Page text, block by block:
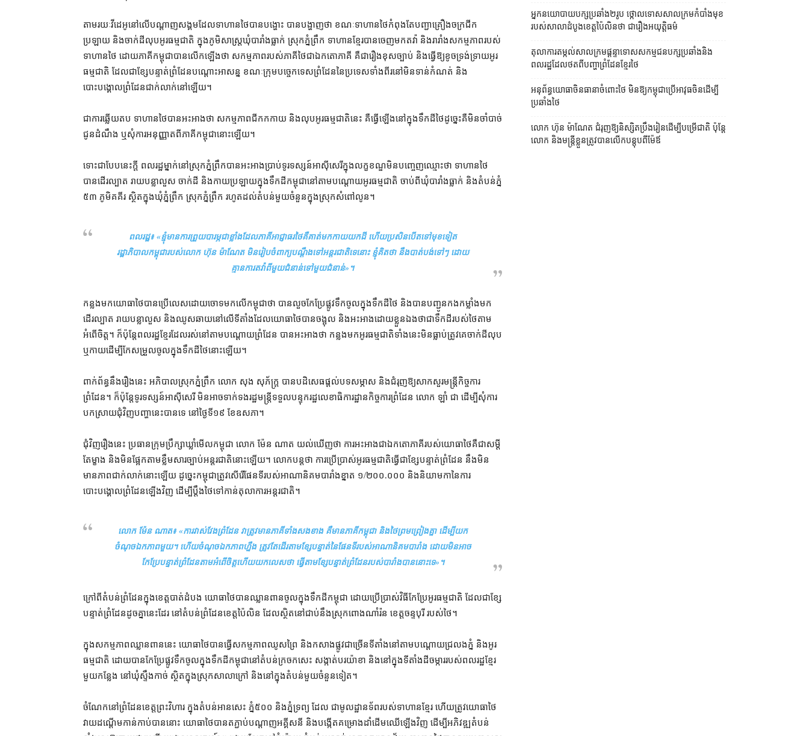
តាមរយៈ​វីដេអូ​នៅលើ​បណ្ដាញ​សង្គម​ដែល​ទាហាន​ថៃ​បាន​បង្ហោះ បាន​បង្ហាញថា ខណៈ​ទាហាន​ថៃ​កំពុងតែ​បញ្ជា​គ្រឿងចក្រ​ជីក​
ប្រឡាយ និង​ចាក់​ដី​លុប​អូរ​ធម្មជាតិ ក្នុងភូមិ​សាស្ត្រ​ឃុំ​បារាំង​ធ្លាក់ ស្រុក​ភ្នំព្រឹក ទាហាន​ខ្មែរ​បាន​ចេញ​មក​តវ៉ា និង​រារាំង​សកម្មភាព​របស់​
ទាហាន​ថៃ ដោយ​ភាគី​កម្ពុជា​បាន​លើកឡើង​ថា សកម្មភាព​របស់​ភាគី​ថៃ​ជា​ឯកតោភាគី គឺជា​រឿង​ខុសច្បាប់ និង​ធ្វើ​ឱ្យ​ខូច​ទ្រង់ទ្រាយ​អូរ​
ធម្មជាតិ ដែល​ជា​ខ្សែបន្ទាត់​ព្រំដែន​បណ្ដោះអាសន្ន ខណៈ​ក្រុមបច្ចេកទេស​ព្រំដែន​នៃ​ប្រទេស​ទាំងពីរ​នៅ​មិនទាន់​កំណត់ និង​
បោះបង្គោល​ព្រំដែន​ជាក់លាក់​នៅឡើយ។
ជា​ការ​ឆ្លើយតប ទាហាន​ថៃ​បាន​អះអាង​ថា សកម្មភាព​ជីក​កកាយ និង​លុប​អូរ​ធម្មជាតិ​នេះ គឺ​ធ្វើ​ឡើង​នៅក្នុង​ទឹកដី​ថៃ​ដូច្នេះ​គឺ​មិន​ចាំបាច់​
ជូនដំណឹង ឬ​សុំ​ការអនុញ្ញាត​ពី​ភាគី​កម្ពុជា​នោះ​ឡើយ។
ទោះជា​បែបនេះ​ក្ដី ពលរដ្ឋ​ម្នាក់​នៅ​ស្រុក​ភ្នំព្រឹក​បាន​អះអាង​ប្រាប់​ទូរទស្សន៍​អាស៊ីសេរី​ក្នុង​លក្ខខណ្ឌ​មិន​បញ្ចេញ​ឈ្មោះថា ទាហាន​ថៃ​
បាន​ដើរ​ល្បាត រាយ​បន្លា​លួស ចាក់​ដី និង​កាយ​ប្រឡាយ​ក្នុង​ទឹកដី​កម្ពុជា​នៅ​តាម​បណ្ដោយ​អូរធម្មជាតិ ចាប់ពី​ឃុំ​បារាំង​ធ្លាក់ និង​តំបន់​ភ្នំ​
៥៣ ភូមិ​គគីរ ស្ថិត​ក្នុង​ឃុំ​ភ្នំព្រឹក ស្រុក​ភ្នំព្រឹក រហូតដល់​តំបន់​មួយចំនួន​ក្នុងស្រុក​សំពៅ​លូន។
ពលរដ្ឋ៖ «ខ្ញុំមានការព្រួយបារម្ភជាខ្លាំងដែលភាគីអាជ្ញាធរថៃគឺគាត់មកកាយយកដី ហើយ​ប្រសិនបើ​តទៅមុខ​ទៀត
រដ្ឋាភិបាល​កម្ពុជា​របស់​លោក ហ៊ុន ម៉ាណែត មិនរៀបចំ​ពាក្យ​បណ្ដឹងទៅ​អន្តរជាតិ​ទេ​នោះ ខ្ញុំគិតថា នឹង​បាត់បង់ទៅៗ ដោយ​
គ្មាន​ការ​តវ៉ាពីមួយជំនាន់ទៅមួយជំនាន់» ។
កន្លងមក​យោធា​ថៃ​បាន​ប្រើ​លេស​ដោយ​ចោទ​មក​លើ​កម្ពុជា​ថា បាន​លួច​កែប្រែ​ផ្លូវទឹក​ចូលក្នុង​ទឹកដី​ថៃ និង​បាន​បញ្ជូន​កងកម្លាំង​មក​
ដើរ​ល្បាត រាយ​បន្លា​លួស និង​ឈូស​ឆាយ​នៅ​លើ​ទីតាំង​ដែល​យោធា​ថៃ​បាន​ចង្អុល និង​អះអាង​ដោយ​ខ្លួនឯង​ថា​ជា​ទឹកដី​របស់​ថៃ​តាម​
អំពើ​ចិត្ត។ ក៏ប៉ុន្តែ​ពលរដ្ឋ​ខ្មែរ​ដែល​រស់​នៅ​តាម​បណ្ដោយ​ព្រំដែន បាន​អះអាង​ថា កន្លងមក​អូរ​ធម្មជាតិ​ទាំងនេះ​មិន​ធ្លាប់​ត្រូវ​គេ​ចាក់​ដី​លុប
ឬ​កាយ​ដើម្បី​កែសម្រួល​ចូលក្នុង​ទឹកដី​ថៃ​នោះ​ឡើយ។
ពាក់ព័ន្ធ​នឹង​រឿង​នេះ អភិបាលស្រុក​ភ្នំព្រឹក លោក សុង សុភ័ក្ត្រ បាន​បដិសេធ​ផ្ដល់​បទ​សម្ភាស និង​ជំរុញ​ឱ្យ​សាកសួរ​មន្ត្រី​កិច្ចការ​
ព្រំដែន​។ ក៏ប៉ុន្តែ​ទូរទស្សន៍​អាស៊ីសេរី មិនអាច​ទាក់ទង​រដ្ឋ​មន្ត្រី​ទទួលបន្ទុក​រដ្ឋលេខាធិការដ្ឋាន​កិច្ចការ​ព្រំដែន លោក ឡាំ ជា ដើម្បី​សុំ​ការ​
បកស្រាយ​ជុំវិញ​បញ្ហា​នេះ​បាន​ទេ នៅ​ថ្ងៃទី​១៩ ខែ​ឧសភា។
ជុំវិញ​រឿង​នេះ ប្រធាន​ក្រុមប្រឹក្សា​ឃ្លាំមើល​កម្ពុជា លោក ម៉ែន ណាត យល់​ឃើញ​ថា ការ​អះអាង​ជា​ឯកតោភាគី​របស់​យោធា​ថៃ​គឺជា​សម្ដី​
តែ​ម្ខាង និង​មិន​ផ្អែក​តាម​ខ្លឹមសារ​ច្បាប់​អន្តរជាតិ​នោះ​ឡើយ​។ លោក​បន្ត​ថា ការប្រើប្រាស់​អូរ​ធម្មជាតិ​ធ្វើជា​ខ្សែបន្ទាត់​ព្រំដែន នឹង​មិន​
មាន​ភាព​ជាក់លាក់​នោះ​ឡើយ ដូច្នេះ​កម្ពុជា​ត្រូវ​សើរើ​ផែនទី​របស់​អាណានិគម​បារាំង​ខ្នាត ១/២០០.០០០ និង​និយាម​កា​នៃ​ការ​
បោះបង្គោល​ព្រំដែន​ឡើងវិញ ដើម្បី​ប្ដឹង​ថៃ​ទៅកាន់​តុលាការអន្តរជាតិ។
លោក ម៉ែន ណាត៖ «ការវាស់វែងព្រំដែន វាត្រូវមានភាគីទាំងសងខាង គឺមានភាគីកម្ពុជា និងថៃព្រមព្រៀងគ្នា ដើម្បីយក
ចំណុចឯកភាពមួយ។ ហើយចំណុចឯកភាពហ្នឹង ត្រូវតែ​ដើរ​តាម​ខ្សែបន្ទាត់នៃផែនទីរបស់អាណានិគមបារាំង ដោយ​មិនអាច​
កែប្រែ​បន្ទាត់​ព្រំដែន​តាម​អំពើចិត្តហើយយកលេសថា ធ្វើ​តាម​ខ្សែបន្ទាត់ព្រំដែនរបស់បារាំងបាននោះទេ» ។
ក្រៅពី​តំបន់​ព្រំដែន​ក្នុង​ខេត្តបាត់ដំបង យោធា​ថៃ​បាន​ឈ្លានពាន​ចូលក្នុង​ទឹកដី​កម្ពុជា ដោយ​ប្រើប្រាស់​វិធី​កែប្រែ​អូរ​ធម្មជាតិ ដែល​ជា​ខ្សែ
បន្ទាត់​ព្រំដែន​ដូចគ្នា​នេះ​ដែរ នៅ​តំបន់​ព្រំដែន​ខេត្ត​ប៉ៃលិន ដែល​ស្ថិត​នៅ​ជាប់​នឹង​ស្រុក​ពោង​ណាំរ៉ន ខេត្ត​ចន្ទបុរី របស់​ថៃ។
ក្នុង​សកម្មភាព​ឈ្លានពាន​នេះ យោធា​ថៃ​បាន​ធ្វើ​សកម្មភាព​ឈូស​ព្រៃ និង​កសាង​ផ្លូវ​ជាច្រើន​ទីតាំង​នៅ​តាម​បណ្ដោយ​ជ្រលង​ភ្នំ និង​អូរ​
ធម្មជាតិ ដោយ​បាន​កែប្រែ​ផ្លូវទឹក​ចូលក្នុង​ទឹកដី​កម្ពុជា​នៅ​តំបន់​ក្រចកសេះ សង្កាត់​បរយ៉ាខា និង​នៅក្នុង​ទីតាំង​ដីចម្ការ​របស់​ពលរដ្ឋ​ខ្មែរ​
មួយ​កន្លែង នៅ​ឃុំ​ស្ទឹង​កាច់ ស្ថិត​ក្នុង​ស្រុក​សាលា​ក្រៅ និង​នៅក្នុង​តំបន់​មួយ​ចំនួន​ទៀត។
ចំណែក​នៅ​ព្រំដែន​ខេត្តព្រះវិហារ ក្នុង​តំបន់​អានសេះ ភ្នំ​៥០០ និង​ភ្នំ​ទ្រព្យ ដែល ជា​មូលដ្ឋានទ័ព​របស់​ទាហាន​ខ្មែរ ហើយ​ត្រូវ​យោធា​ថៃ​
វាយ​ដណ្ដើម​កាន់កាប់​បាន​នោះ យោធា​ថៃ​បាន​ត​ភ្ជាប់​បណ្ដាញអគ្គីសនី និង​បង្កើត​គម្រោង​ដាំ​ដើមឈើ​ឡើងវិញ ដើម្បី​អភិវឌ្ឍ​តំបន់​
អ្នកនយោបាយ​បក្ស​ប្រឆាំង​២​រូប ថ្កោលទោស​សាលក្រម​កំបាំងមុខ​
របស់​សាលាដំបូង​ខេត្ត​ប៉ៃលិន​ថា ជា​រឿង​អយុត្តិធម៌
តុលាការ​តម្កល់​សាលក្រម​ផ្ដន្ទាទោស​សកម្មជន​បក្ស​ប្រឆាំង​និង​
ពលរដ្ឋ​ដែល​ថត​ពី​បញ្ហា​ព្រំដែន​ខ្មែរ​ថៃ
អនុព័ន្ធយោធា​ចិន​ធានា​ចំពោះ​ថៃ មិន​ឱ្យ​កម្ពុជា​ប្រើ​អាវុធ​ចិន​ដើម្បី​
ប្រឆាំង​ថៃ ​
លោក ហ៊ុន ម៉ាណែត ជំរុញ​ឱ្យ​និស្សិត​ប្រឹងរៀន​ដើម្បី​បម្រើ​ជាតិ ប៉ុន្តែ​
លោក និង​មន្ត្រី​​ខ្លួន​ត្រូវ​បាន​លើក​បន្តុប​ពី​ម៉ែឪ